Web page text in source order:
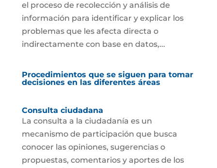
el proceso de recolección y análisis de
información para identificar y explicar los
problemas que les afecta directa o
indirectamente con base en datos,...
Procedimientos que se siguen para tomar
decisiones en las diferentes áreas
Consulta ciudadana
La consulta a la ciudadanía es un
mecanismo de participación que busca
conocer las opiniones, sugerencias o
propuestas, comentarios y aportes de los